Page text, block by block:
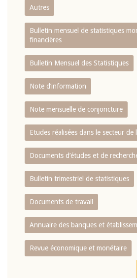
Autres
Bulletin mensuel de statistiques
financières
Bulletin Mensuel des Statistiques
Note d’information
Note mensuelle de conjoncture
Etudes réalisées dans le secteur de
Documents d’études et de
Bulletin trimestriel de statistiques
Documents de travail
Annuaire des banques et
Revue économique et monétaire